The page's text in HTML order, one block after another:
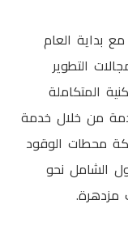
بداية العام
التطوير
المتكاملة
من خلال خدمة
محطات الوقود
الشامل نحو
مزدهرة.